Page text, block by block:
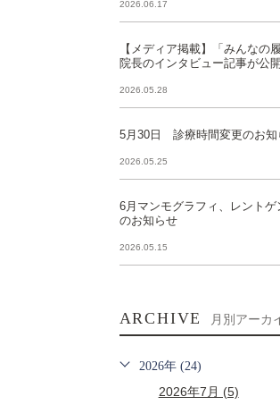
2026.06.17
【メディア掲載】「みんなの
院長のインタビュー記事が公
2026.05.28
5月30日 診療時間変更のお知
2026.05.25
6月マンモグラフィ、レント
のお知らせ
2026.05.15
ARCHIVE 月別アーカ
2026年 (24)
2026年7月 (5)